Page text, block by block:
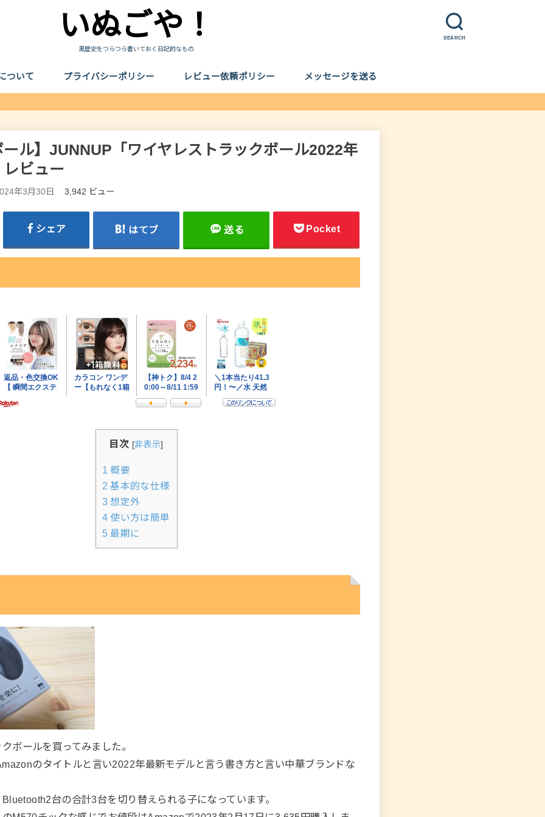
SEARCH
いぬごや！
黒歴史をつらつら書いておく日記的なもの
ついて プライバシーポリシー レビュー依頼ポリシー メッセージを送る
ール】JUNNUP「ワイヤレストラックボール2022年
ビュー
年3月30日 3,942 ビュー
シェア はてブ 送る Pocket
目次 [非表示]
1 概要
2 基本的な仕様
3想定外
4使い方は簡単
5最期に
ボールを買ってみました。
のタイトルと言い2022年最新モデルと言う書き方と言い中華ブランドな
台の合計3台を切り替えられる子になっています。